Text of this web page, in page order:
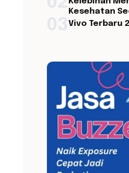
Kesehatan
Vivo Terbaru